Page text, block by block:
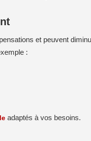
et peuvent
:
adaptés à vos besoins.